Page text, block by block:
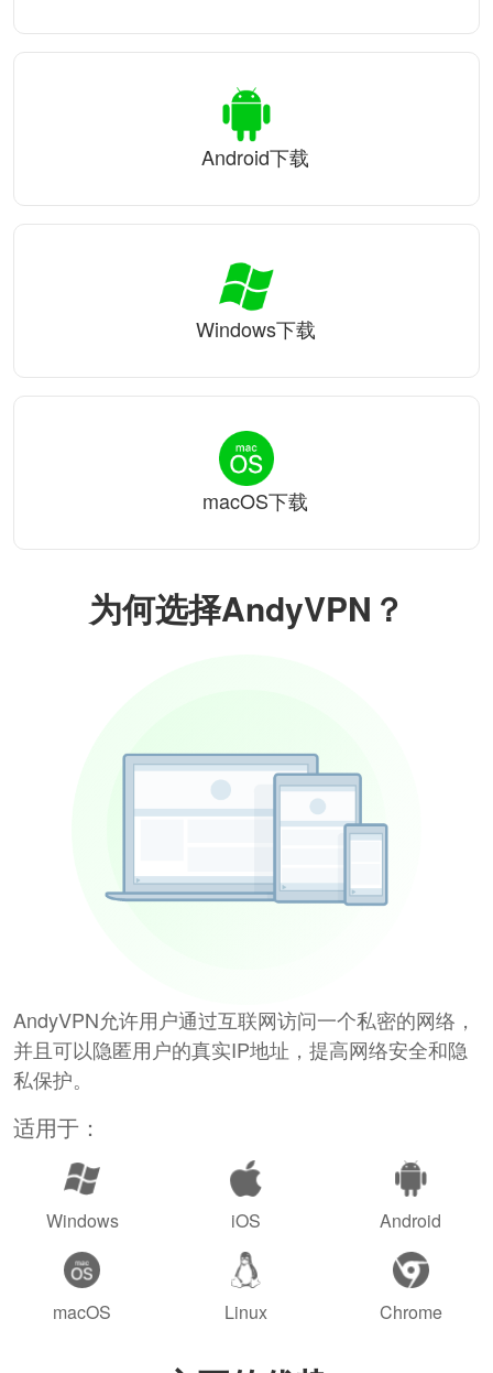
为何选择AndyVPN？
AndyVPN允许用户通过互联网访问一个私密的网络，
并且可以隐匿用户的真实IP地址，提高网络安全和隐
私保护。
适用于：
Windows iOS Android
macOS Linux Chrome
Android下载
Windows下载
macOS下载